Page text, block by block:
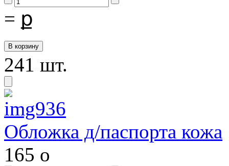
= ք
241 шт.
Обложка д/паспорта кожа
165 o